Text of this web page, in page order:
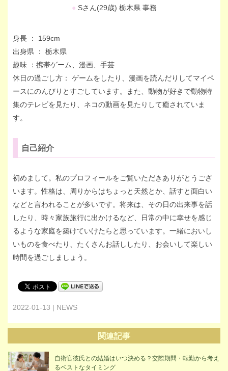
● Sさん(29歳) 栃木県 事務
身長 ： 159cm
出身県 ： 栃木県
趣味 ：携帯ゲーム、漫画、手芸
休日の過ごし方： ゲームをしたり、漫画を読んだりしてマイペ
ースにのんびりとすごしています。また、動物が好きで動物特
集のテレビを見たり、ネコの動画を見たりして癒されていま
す。
自己紹介
初めまして。私のプロフィールをご覧いただきありがとうござ
います。性格は、周りからはちょっと天然とか、話すと面白い
などと言われることが多いです。将来は、その日の出来事を話
したり、時々家族旅行に出かけるなど、日常の中に幸せを感じ
るような家庭を築けていけたらと思っています。一緒においし
いものを食べたり、たくさんお話ししたり、お会いして楽しい
時間を過ごしましょう。
2022-01-13 | NEWS
関連記事
自衛官彼氏との結婚はいつ決める？交際期間・転勤から考え
るベストなタイミング